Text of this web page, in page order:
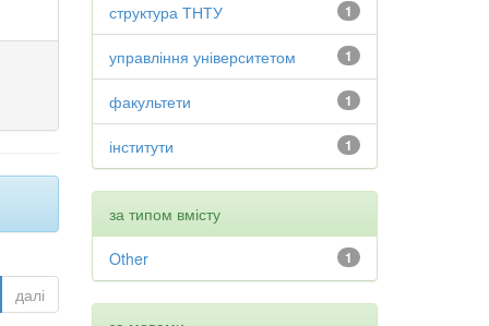
далі
1
структура ТНТУ
1
управління університетом
1
факультети
1
інститути
за типом вмісту
1
Other